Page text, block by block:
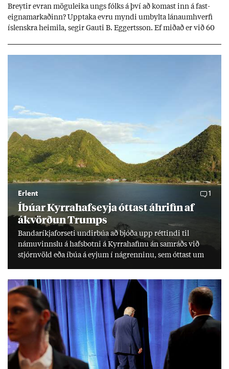
Breyt­ir evr­an mögu­leika ungs fólks á því að kom­ast inn á fast­
eigna­mark­að­inn? Upp­taka evru myndi um­bylta lánaum­hverfi
ís­lenskra heim­ila, seg­ir Gauti B. Eggerts­son. Ef mið­að er við 60
Erlent 1
Íbú­ar Kyrra­hafs­eyja ótt­ast áhrif­in af
ákvörð­un Trumps
Banda­ríkja­for­seti und­ir­búa að bjóða upp rétt­indi til
námu­vinnslu á hafs­botni á Kyrra­haf­inu án sam­ráðs við
stjórn­völd eða íbúa á eyj­um í ná­grenn­inu, sem ótt­ast um